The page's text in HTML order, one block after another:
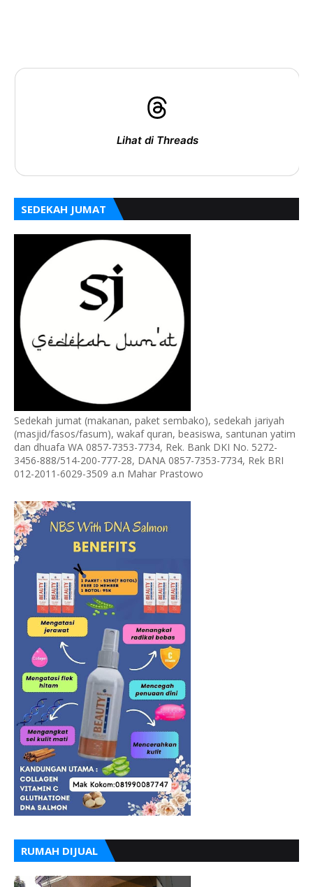
Lihat di Threads
SEDEKAH JUMAT
Sedekah jumat (makanan, paket sembako), sedekah jariyah
(masjid/fasos/fasum), wakaf quran, beasiswa, santunan yatim
dan dhuafa WA 0857-7353-7734, Rek. Bank DKI No. 5272-
3456-888/514-200-777-28, DANA 0857-7353-7734, Rek BRI
012-2011-6029-3509 a.n Mahar Prastowo
RUMAH DIJUAL